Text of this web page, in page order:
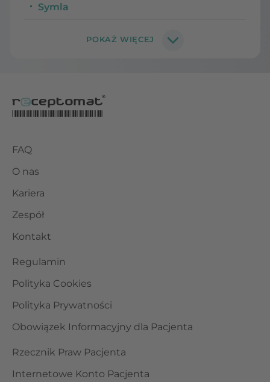
Symla
FAQ
O nas
Kariera
Zespół
Kontakt
Regulamin
Polityka Cookies
Polityka Prywatności
Obowiązek Informacyjny dla Pacjenta
Rzecznik Praw Pacjenta
Internetowe Konto Pacjenta